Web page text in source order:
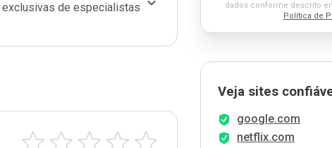
exclusivas de especialistas
dados conforme descrito
Política de
Veja sites
google.com
netflix.com